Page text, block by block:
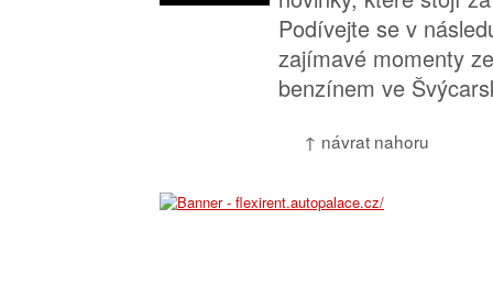
Podívejte se v
zajímavé momenty
benzínem ve
↑ návrat nahoru